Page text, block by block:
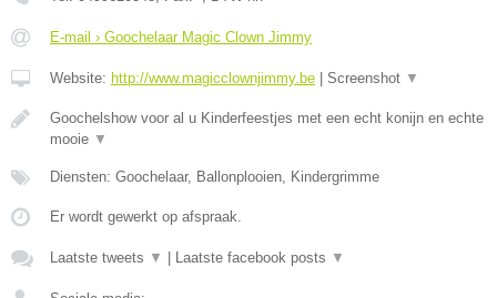
E-mail › Goochelaar Magic Clown Jimmy
Website: http://www.magicclownjimmy.be | Screenshot ▼
Goochelshow voor al u Kinderfeestjes met een echt konijn en echte
mooie ▼
Diensten: Goochelaar, Ballonplooien, Kindergrimme
Er wordt gewerkt op afspraak.
Laatste tweets ▼ | Laatste facebook posts ▼